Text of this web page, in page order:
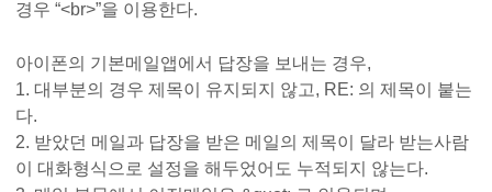
경우 “<br>”을 이용한다.
아이폰의 기본메일앱에서 답장을 보내는 경우,
1. 대부분의 경우 제목이 유지되지 않고, RE: 의 제목이 붙는
다.
2. 받았던 메일과 답장을 받은 메일의 제목이 달라 받는사람
이 대화형식으로 설정을 해두었어도 누적되지 않는다.